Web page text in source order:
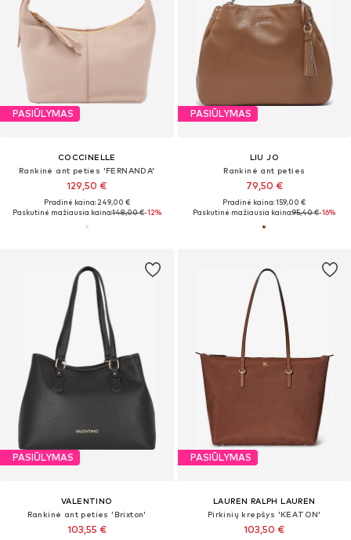
PASIŪLYMAS
COCCINELLE
Rankinė ant peties 'FERNANDA'
129,50 €
Pradinė kaina: 249,00 €
Paskutinė mažiausia kaina:148,00 €-12%
PASIŪLYMAS
LIU JO
Rankinė ant peties
79,50 €
Pradinė kaina: 159,00 €
Paskutinė mažiausia kaina:95,40 €-16%
PASIŪLYMAS
VALENTINO
Rankinė ant peties 'Brixton'
103,55 €
PASIŪLYMAS
LAUREN RALPH LAUREN
Pirkinių krepšys 'KEATON'
103,50 €